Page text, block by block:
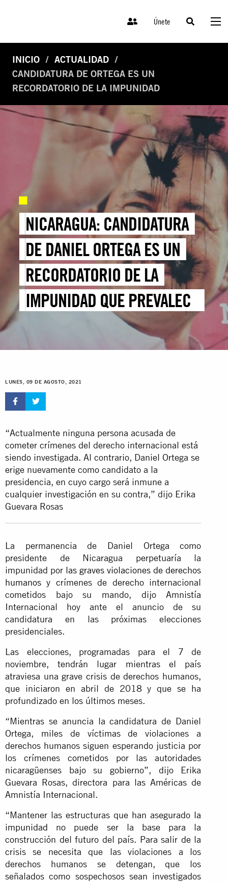
Únete
INICIO
ACTUALIDAD
CANDIDATURA DE ORTEGA ES UN
RECORDATORIO DE LA IMPUNIDAD
NICARAGUA: CANDIDATURA
DE DANIEL ORTEGA ES UN
RECORDATORIO DE LA
IMPUNIDAD QUE PREVALECE
LUNES, 09 DE AGOSTO, 2021
“Actualmente ninguna persona acusada de
cometer crímenes del derecho internacional está
siendo investigada. Al contrario, Daniel Ortega se
erige nuevamente como candidato a la
presidencia, en cuyo cargo será inmune a
cualquier investigación en su contra,” dijo Erika
Guevara Rosas
La permanencia de Daniel Ortega como
presidente de Nicaragua perpetuaría la
impunidad por las graves violaciones de derechos
humanos y crímenes de derecho internacional
cometidos bajo su mando, dijo Amnistía
Internacional hoy ante el anuncio de su
candidatura en las próximas elecciones
presidenciales.
Las elecciones, programadas para el 7 de
noviembre, tendrán lugar mientras el país
atraviesa una grave crisis de derechos humanos,
que iniciaron en abril de 2018 y que se ha
profundizado en los últimos meses.
“Mientras se anuncia la candidatura de Daniel
Ortega, miles de víctimas de violaciones a
derechos humanos siguen esperando justicia por
los crímenes cometidos por las autoridades
nicaragüenses bajo su gobierno”, dijo Erika
Guevara Rosas, directora para las Américas de
Amnistía Internacional.
“Mantener las estructuras que han asegurado la
impunidad no puede ser la base para la
construcción del futuro del país. Para salir de la
crisis se necesita que las violaciones a los
derechos humanos se detengan, que los
señalados como sospechosos sean investigados